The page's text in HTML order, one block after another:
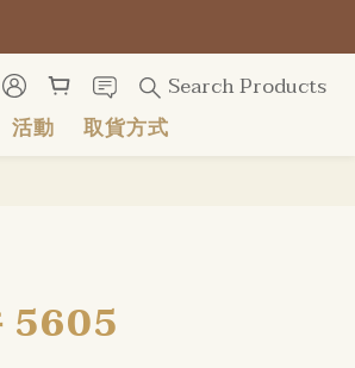
Search Products
活動 取貨方式
5605